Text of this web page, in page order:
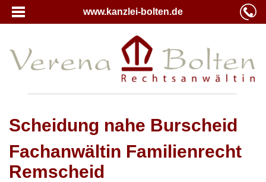
www.kanzlei-bolten.de
Scheidung nahe Burscheid
Fachanwältin Familienrecht
Remscheid